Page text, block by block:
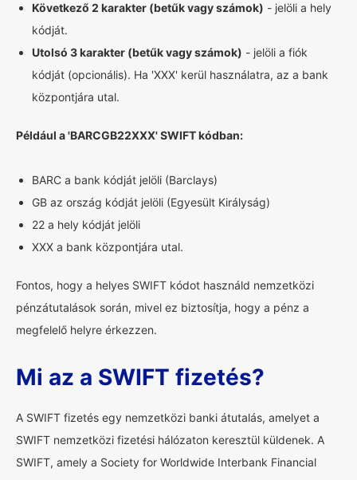
Következő 2 karakter (betűk vagy számok) - jelöli a hely
kódját.
Utolsó 3 karakter (betűk vagy számok) - jelöli a fiók
kódját (opcionális). Ha 'XXX' kerül használatra, az a bank
központjára utal.
Például a 'BARCGB22XXX' SWIFT kódban:
BARC a bank kódját jelöli (Barclays)
GB az ország kódját jelöli (Egyesült Királyság)
22 a hely kódját jelöli
XXX a bank központjára utal.
Fontos, hogy a helyes SWIFT kódot használd nemzetközi
pénzátutalások során, mivel ez biztosítja, hogy a pénz a
megfelelő helyre érkezzen.
Mi az a SWIFT fizetés?
A SWIFT fizetés egy nemzetközi banki átutalás, amelyet a
SWIFT nemzetközi fizetési hálózaton keresztül küldenek. A
SWIFT, amely a Society for Worldwide Interbank Financial